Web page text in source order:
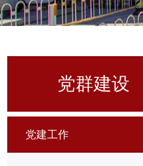
党群建设
党建工作